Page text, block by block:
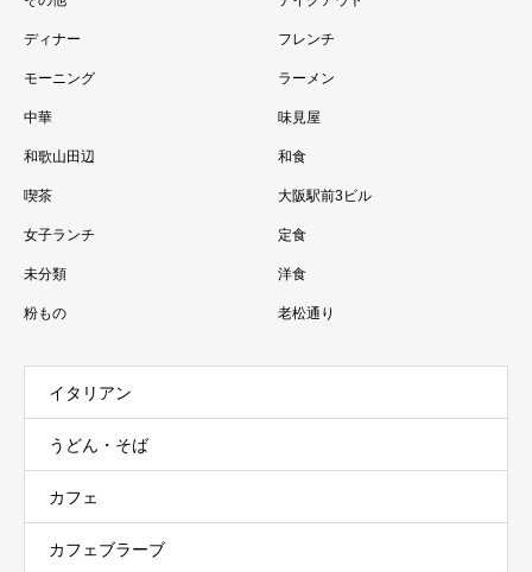
ディナー フレンチ
モーニング ラーメン
中華 味見屋
和歌山田辺 和食
喫茶 大阪駅前3ビル
女子ランチ 定食
未分類 洋食
粉もの 老松通り
イタリアン
うどん・そば
カフェ
カフェブラーブ